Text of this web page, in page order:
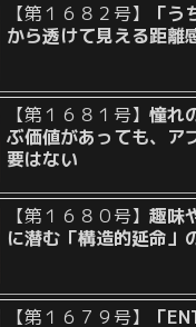
【第１６８２号】
「う
から透けて見える距離
【第１６８１号】憧れ
ぶ価値があっても、ア
要はない
【第１６８０号】趣味
に潜む「構造的延命」
【第１６７９号】
「